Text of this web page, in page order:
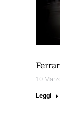
10
Leggi